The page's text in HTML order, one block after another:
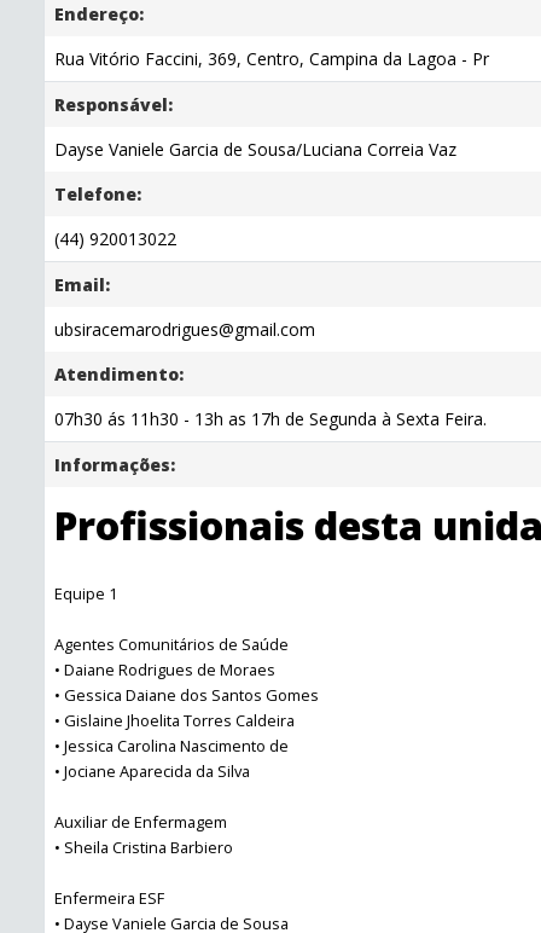
Endereço:
Rua Vitório Faccini, 369, Centro, Campina da Lagoa - Pr
Responsável:
Dayse Vaniele Garcia de Sousa/Luciana Correia Vaz
Telefone:
(44) 920013022
Email:
ubsiracemarodrigues@gmail.com
Atendimento:
07h30 ás 11h30 - 13h as 17h de Segunda à Sexta Feira.
Informações:
Profissionais desta
Equipe 1
Agentes Comunitários de Saúde
• Daiane Rodrigues de Moraes
• Gessica Daiane dos Santos Gomes
• Gislaine Jhoelita Torres Caldeira
• Jessica Carolina Nascimento de
• Jociane Aparecida da Silva
Auxiliar de Enfermagem
• Sheila Cristina Barbiero
Enfermeira ESF
• Dayse Vaniele Garcia de Sousa